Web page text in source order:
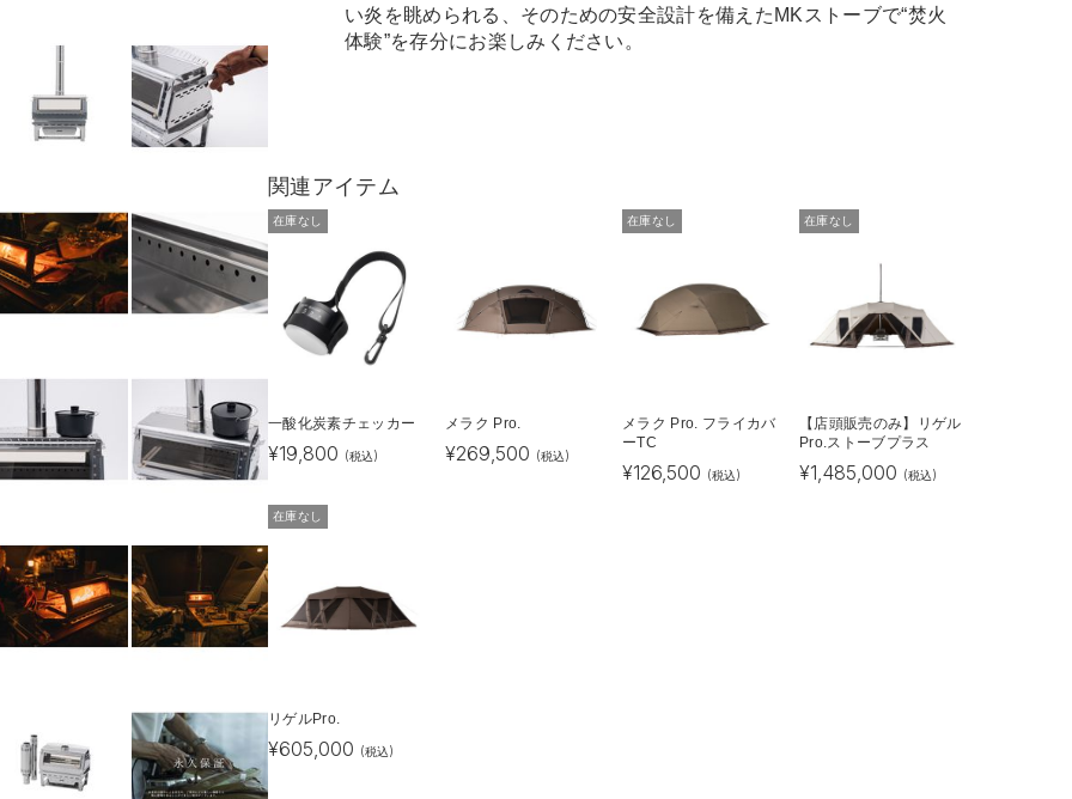
い炎を眺められる、そのための安全設計を備えたMKストーブで“焚火
体験”を存分にお楽しみください。
関連アイテム
在庫なし
一酸化炭素チェッカー
¥19,800 (税込)
メラク Pro.
¥269,500 (税込)
在庫なし
メラク Pro. フライカバ
ーTC
¥126,500 (税込)
在庫なし
【店頭販売のみ】リゲル
Pro.ストーブプラス
¥1,485,000 (税込)
在庫なし
リゲルPro.
¥605,000 (税込)